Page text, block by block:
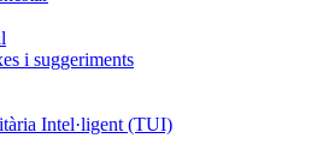
i suggeriments
Intel·ligent (TUI)